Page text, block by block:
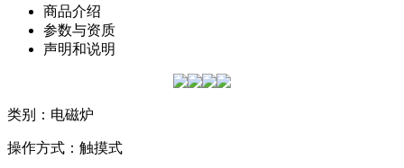
商品介绍
参数与资质
声明和说明
类别：电磁炉
操作方式：触摸式